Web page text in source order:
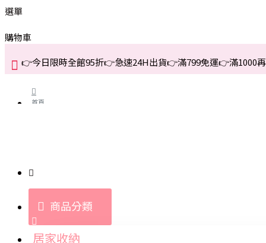
選單
購物車
👉今日限時全館95折👉急速24H出貨👉滿799免運👉滿1000
首頁
商品分類
居家收納
登入